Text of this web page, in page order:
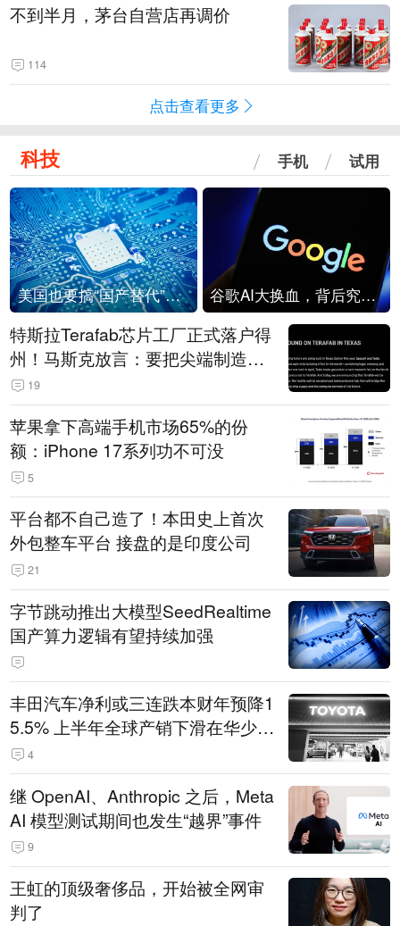
不到半月，茅台自营店再调价
114
点击查看更多
科技 手机 试用
美国也要搞“国产替代”？先算清三笔账 谷歌AI大换血，背后究竟发生了什么？
特斯拉Terafab芯片工厂正式落户得
州！马斯克放言：要把尖端制造带
回美国
19
苹果拿下高端手机市场65%的份
额：iPhone 17系列功不可没
5
平台都不自己造了！本田史上首次
外包整车平台 接盘的是印度公司
21
字节跳动推出大模型SeedRealtime
国产算力逻辑有望持续加强
丰田汽车净利或三连跌本财年预降1
5.5% 上半年全球产销下滑在华少卖
14.3万辆
4
继 OpenAI、Anthropic 之后，Meta
AI 模型测试期间也发生“越界”事件
9
王虹的顶级奢侈品，开始被全网审
判了